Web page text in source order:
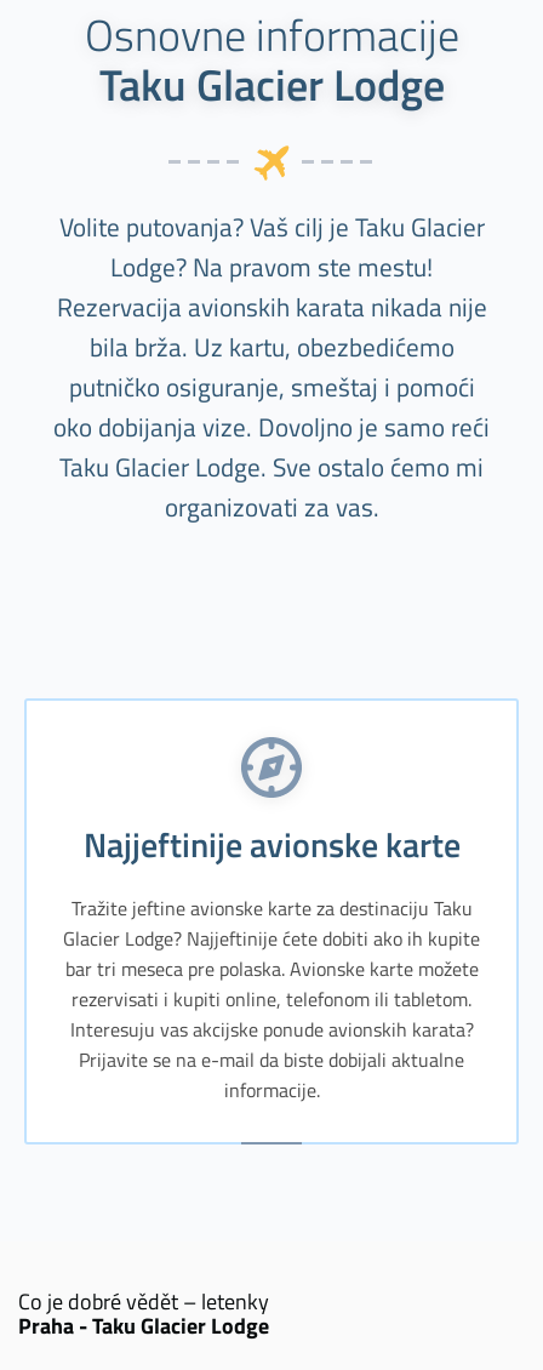
Osnovne informacije
Taku Glacier Lodge
Volite putovanja? Vaš cilj je Taku Glacier
Lodge? Na pravom ste mestu!
Rezervacija avionskih karata nikada nije
bila brža. Uz kartu, obezbedićemo
putničko osiguranje, smeštaj i pomoći
oko dobijanja vize. Dovoljno je samo reći
Taku Glacier Lodge. Sve ostalo ćemo mi
organizovati za vas.
Najjeftinije avionske karte
Tražite jeftine avionske karte za destinaciju Taku
Glacier Lodge? Najjeftinije ćete dobiti ako ih kupite
bar tri meseca pre polaska. Avionske karte možete
rezervisati i kupiti online, telefonom ili tabletom.
Interesuju vas akcijske ponude avionskih karata?
Prijavite se na e-mail da biste dobijali aktualne
informacije.
Co je dobré vědět – letenky
Praha - Taku Glacier Lodge